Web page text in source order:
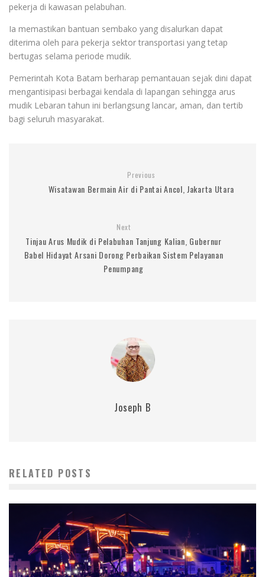
pekerja di kawasan pelabuhan.
Ia memastikan bantuan sembako yang disalurkan dapat
diterima oleh para pekerja sektor transportasi yang tetap
bertugas selama periode mudik.
Pemerintah Kota Batam berharap pemantauan sejak dini dapat
mengantisipasi berbagai kendala di lapangan sehingga arus
mudik Lebaran tahun ini berlangsung lancar, aman, dan tertib
bagi seluruh masyarakat.
Previous
Wisatawan Bermain Air di Pantai Ancol, Jakarta Utara
Next
Tinjau Arus Mudik di Pelabuhan Tanjung Kalian, Gubernur
Babel Hidayat Arsani Dorong Perbaikan Sistem Pelayanan
Penumpang
Joseph B
RELATED POSTS